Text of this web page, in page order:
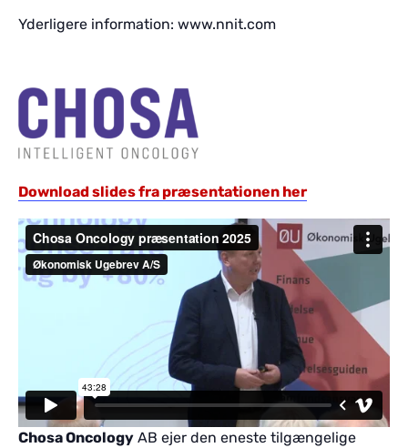
Yderligere information: www.nnit.com
Download slides fra præsentationen her
Chosa Oncology AB ejer den eneste tilgængelige